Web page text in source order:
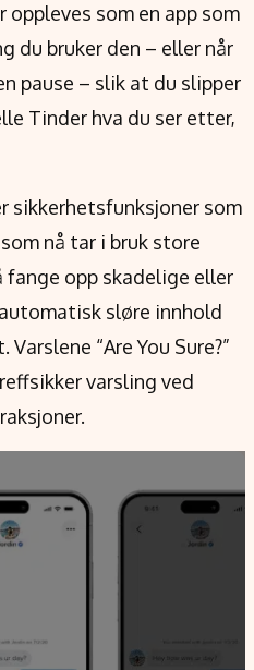
som en app som
du bruker den – eller når
pause – slik at du slipper
Tinder hva du ser etter,
sikkerhetsfunksjoner som
nå tar i bruk store
fange opp skadelige eller
sløre innhold
“Are You Sure?”
varsling ved